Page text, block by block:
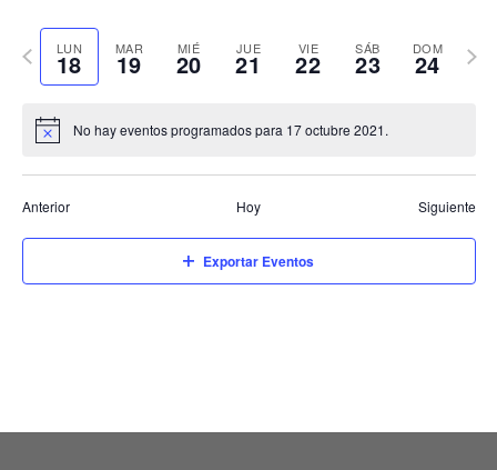
y
fecha.LUN
18 MAR
19 MIÉ
20 JUE
21 VIE
22 SÁB
23 DOM
24
Semana
anterior
No hay eventos programados para 17 octubre 2021.
Anterior Hoy Siguiente
Exportar Eventos